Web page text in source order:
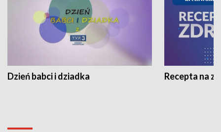
Dzień babci i dziadka Recepta na